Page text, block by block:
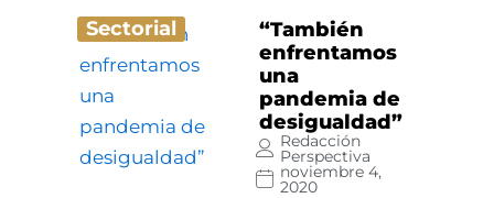
Sectorial
“También
enfrentamos
una
pandemia de
desigualdad”
Redacción
Perspectiva
noviembre 4,
2020